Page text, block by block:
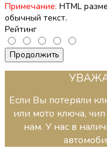
Примечание: HTML
обычный текст.
Рейтинг
Продолжить
Если Вы потеряли
или мото ключа,
нам. У нас в